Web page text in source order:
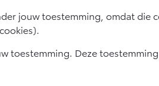
jouw toestemming, omdat die
toestemming. Deze